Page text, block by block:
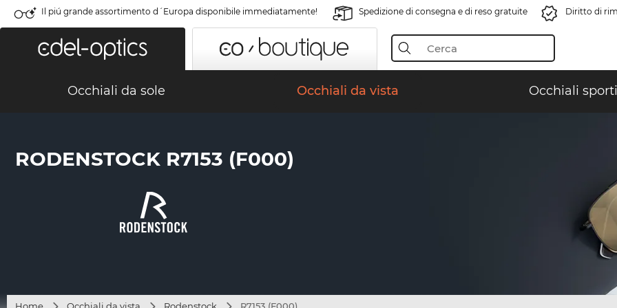
Il piú grande assortimento d´Europa disponibile immediatamente! Spedizione di consegna e di reso gratuite Diritto di
Occhiali da sole Occhiali da vista Occhiali
RODENSTOCK R7153 (F000)